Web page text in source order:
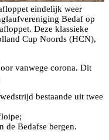
eindelijk weer
Bedaf op
Deze klassieke
Cup Noords (HCN),
vanwege corona. Dit
bestaande uit twee
de Bedafse bergen.